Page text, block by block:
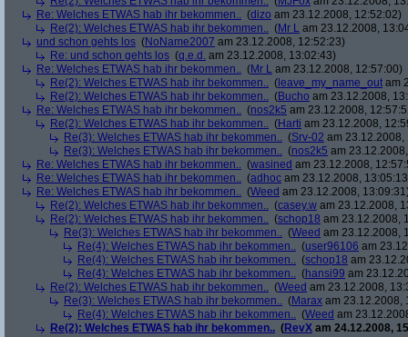
Re: Welches ETWAS hab ihr bekommen.. (dizo am 23.12.2008, 12:52:02)
Re(2): Welches ETWAS hab ihr bekommen.. (Mr L am 23.12.2008,
und schon gehts los (NoName2007 am 23.12.2008, 12:52:23)
Re: und schon gehts los (q.e.d. am 23.12.2008, 13:02:43)
Re: Welches ETWAS hab ihr bekommen.. (Mr L am 23.12.2008, 12:57:00)
Re(2): Welches ETWAS hab ihr bekommen.. ( leave_my_name_out am
Re(2): Welches ETWAS hab ihr bekommen.. (Bucho am 23.12.2008,
Re: Welches ETWAS hab ihr bekommen.. (nos2k5 am 23.12.2008,
Re(2): Welches ETWAS hab ihr bekommen.. (Harti am 23.12.2008,
Re(3): Welches ETWAS hab ihr bekommen.. (Srv-02 am 23.12.2008,
Re(3): Welches ETWAS hab ihr bekommen.. (nos2k5 am
Re: Welches ETWAS hab ihr bekommen.. (wasined am 23.12.2008,
Re: Welches ETWAS hab ihr bekommen.. (adhoc am 23.12.2008,
Re: Welches ETWAS hab ihr bekommen.. (Weed am 23.12.2008,
Re(2): Welches ETWAS hab ihr bekommen.. (casey.w am 23.12.2008,
Re(2): Welches ETWAS hab ihr bekommen.. (schop18 am 23.12.2008,
Re(3): Welches ETWAS hab ihr bekommen.. (Weed am 23.12.2008,
Re(4): Welches ETWAS hab ihr bekommen.. (user96106 am
Re(4): Welches ETWAS hab ihr bekommen.. (schop18 am
Re(4): Welches ETWAS hab ihr bekommen.. (hansi99 am
Re(2): Welches ETWAS hab ihr bekommen.. (Weed am 23.12.2008,
Re(3): Welches ETWAS hab ihr bekommen.. (Marax am 23.12.2008,
Re(4): Welches ETWAS hab ihr bekommen.. (Weed am
Re(2): Welches ETWAS hab ihr bekommen.. (RevX am 24.12.2008,